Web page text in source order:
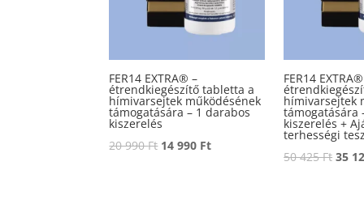
FER14 EXTRA® –
étrendkiegészítő tabletta a
hímivarsejtek működésének
támogatására – 1 darabos
kiszerelés
20 990Ft Original
14 990 FtCurrent
FER14
hímivarsejtek
támogatására
kiszerelés +
terhességi
50 425Ft 35